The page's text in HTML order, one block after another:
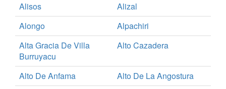
Alisos
Alizal
Alongo
Alpachiri
Alta Gracia De Villa
Burruyacu
Alto Cazadera
Alto De Anfama
Alto De La Angostura